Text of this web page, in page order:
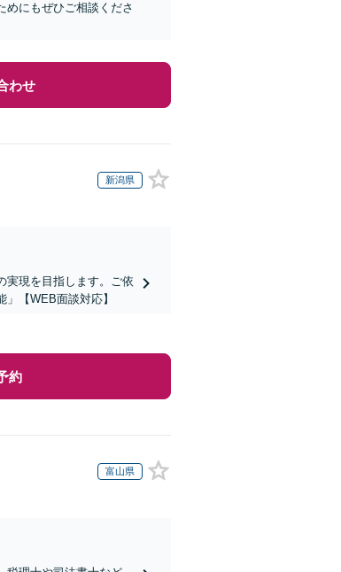
めにもぜひご相談くださ
わせ
新潟県
実現を目指します。ご依
【WEB面談対応】
約
富山県